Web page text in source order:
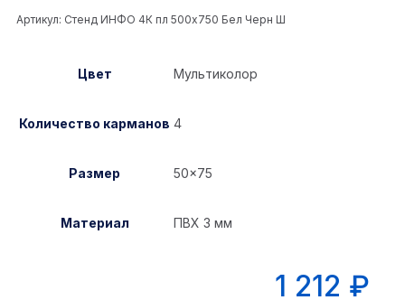
Артикул: Стенд ИНФО 4К пл 500x750 Бел Черн Ш
Цвет Мультиколор
Количество карманов 4
Размер 50×75
Материал ПВХ 3 мм
1 212 ₽